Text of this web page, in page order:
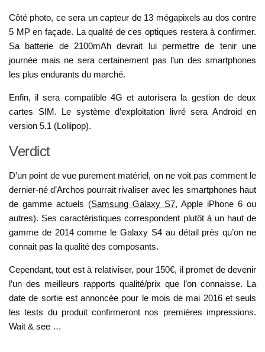
Côté photo, ce sera un capteur de 13 mégapixels au dos contre
5 MP en façade. La qualité de ces optiques restera à confirmer.
Sa batterie de 2100mAh devrait lui permettre de tenir une
journée mais ne sera certainement pas l’un des smartphones
les plus endurants du marché.
Enfin, il sera compatible 4G et autorisera la gestion de deux
cartes SIM. Le système d’exploitation livré sera Android en
version 5.1 (Lollipop).
Verdict
D’un point de vue purement matériel, on ne voit pas comment le
dernier-né d’Archos pourrait rivaliser avec les smartphones haut
de gamme actuels (Samsung Galaxy S7, Apple iPhone 6 ou
autres). Ses caractéristiques correspondent plutôt à un haut de
gamme de 2014 comme le Galaxy S4 au détail près qu’on ne
connait pas la qualité des composants.
Cependant, tout est à relativiser, pour 150€, il promet de devenir
l’un des meilleurs rapports qualité/prix que l’on connaisse. La
date de sortie est annoncée pour le mois de mai 2016 et seuls
les tests du produit confirmeront nos premières impressions.
Wait & see …